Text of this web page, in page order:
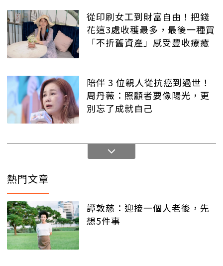
從印刷女工到財富自由！把錢
花這3處收穫最多，最後一種買
「不折舊資產」感受豐收療癒
陪伴 3 位親人從抗癌到過世！
周丹薇：照顧者要像陽光，更
別忘了成就自己
熱門文章
譚敦慈：迎接一個人老後，先
想5件事